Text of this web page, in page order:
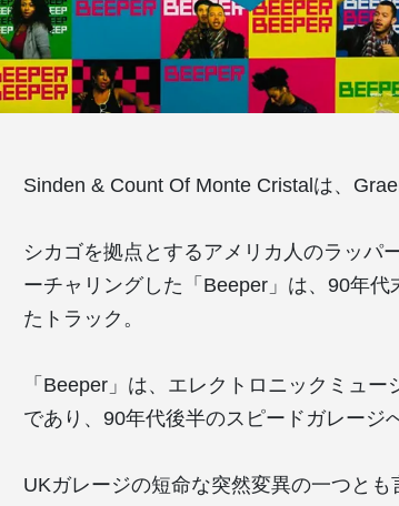
Sinden & Count Of Monte Cristalは、
シカゴを拠点とするアメリカ人のラッパ
ーチャリングした「Beeper」は、90年
たトラック。
「Beeper」は、エレクトロニックミュ
であり、90年代後半のスピードガレージ
UKガレージの短命な突然変異の一つと